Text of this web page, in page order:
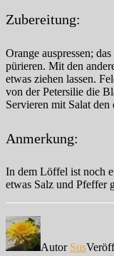
Zubereitung:
Orange auspressen;
pürieren. Mit den
etwas ziehen lassen.
von der Petersilie die
Servieren mit Salat
Anmerkung:
In dem Löffel ist noch
etwas Salz und Pfeffer
Autor Sus